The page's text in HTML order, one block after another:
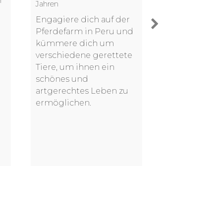
Jahren
Engagiere dich auf der
Pferdefarm in Peru und
kümmere dich um
verschiedene gerettete
Tiere, um ihnen ein
schönes und
artgerechtes Leben zu
ermöglichen.